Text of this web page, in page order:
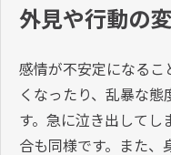
外見や行動の
感情が不安定になる
くなったり、乱暴な
す。急に泣き出してし
合も同様です。また、